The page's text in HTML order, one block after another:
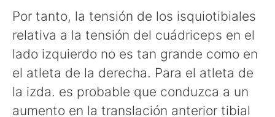
Por tanto, la tensión de los isquiotibiales
relativa a la tensión del cuádriceps en el
lado izquierdo no es tan grande como en
el atleta de la derecha. Para el atleta de
la izda. es probable que conduzca a un
aumento en la translación anterior tibial